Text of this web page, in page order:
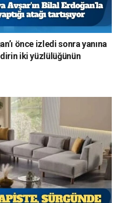
önce izledi sonra yanına
iki yüzlülüğünün